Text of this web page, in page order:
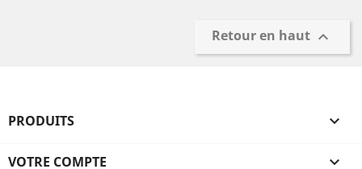
Retour en haut 
PRODUITS 
VOTRE COMPTE 